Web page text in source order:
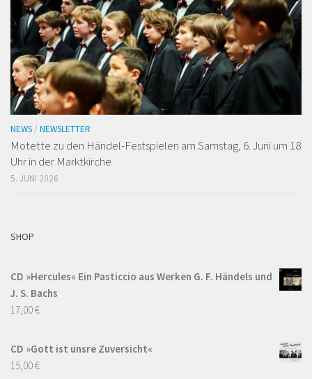
NEWS / NEWSLETTER
Motette zu den Händel-Festspielen am Samstag, 6. Juni um 18
Uhr in der Marktkirche
5. JUNI 2026
SHOP
CD »Hercules« Ein Pasticcio aus Werken G. F. Händels und
J. S. Bachs
17,00€
CD »Gott ist unsre Zuversicht«
15,00€